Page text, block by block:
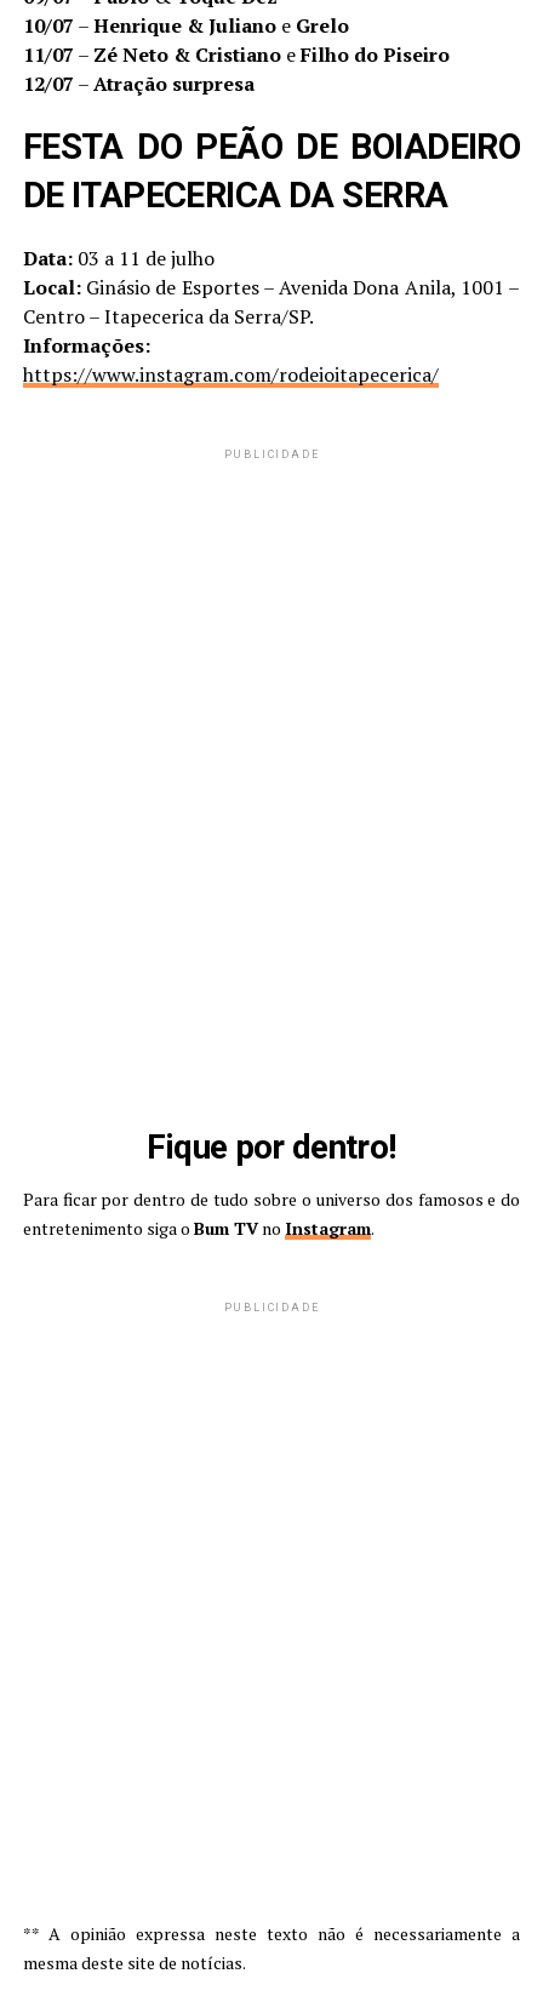
10/07 –Henrique & Julianoe Grelo
11/07 – Zé Neto & CristianoeFilho do Piseiro
12/07 –Atração surpresa
FESTA DO PEÃO DE BOIADEIRO
DE ITAPECERICA DA SERRA
Data:03 a 11 de julho
Local:Ginásio de Esportes – Avenida Dona Anila, 1001 –
Centro – Itapecerica da Serra/SP.
Informações:
https://www.instagram.com/rodeioitapecerica/
PUBLICIDADE
Fique por dentro!
Para ficar por dentro de tudo sobre o universo dos famosos e do
entretenimento siga o Bum TVno Instagram.
PUBLICIDADE
** A opinião expressa neste texto não é necessariamente a
mesma deste site de notícias.